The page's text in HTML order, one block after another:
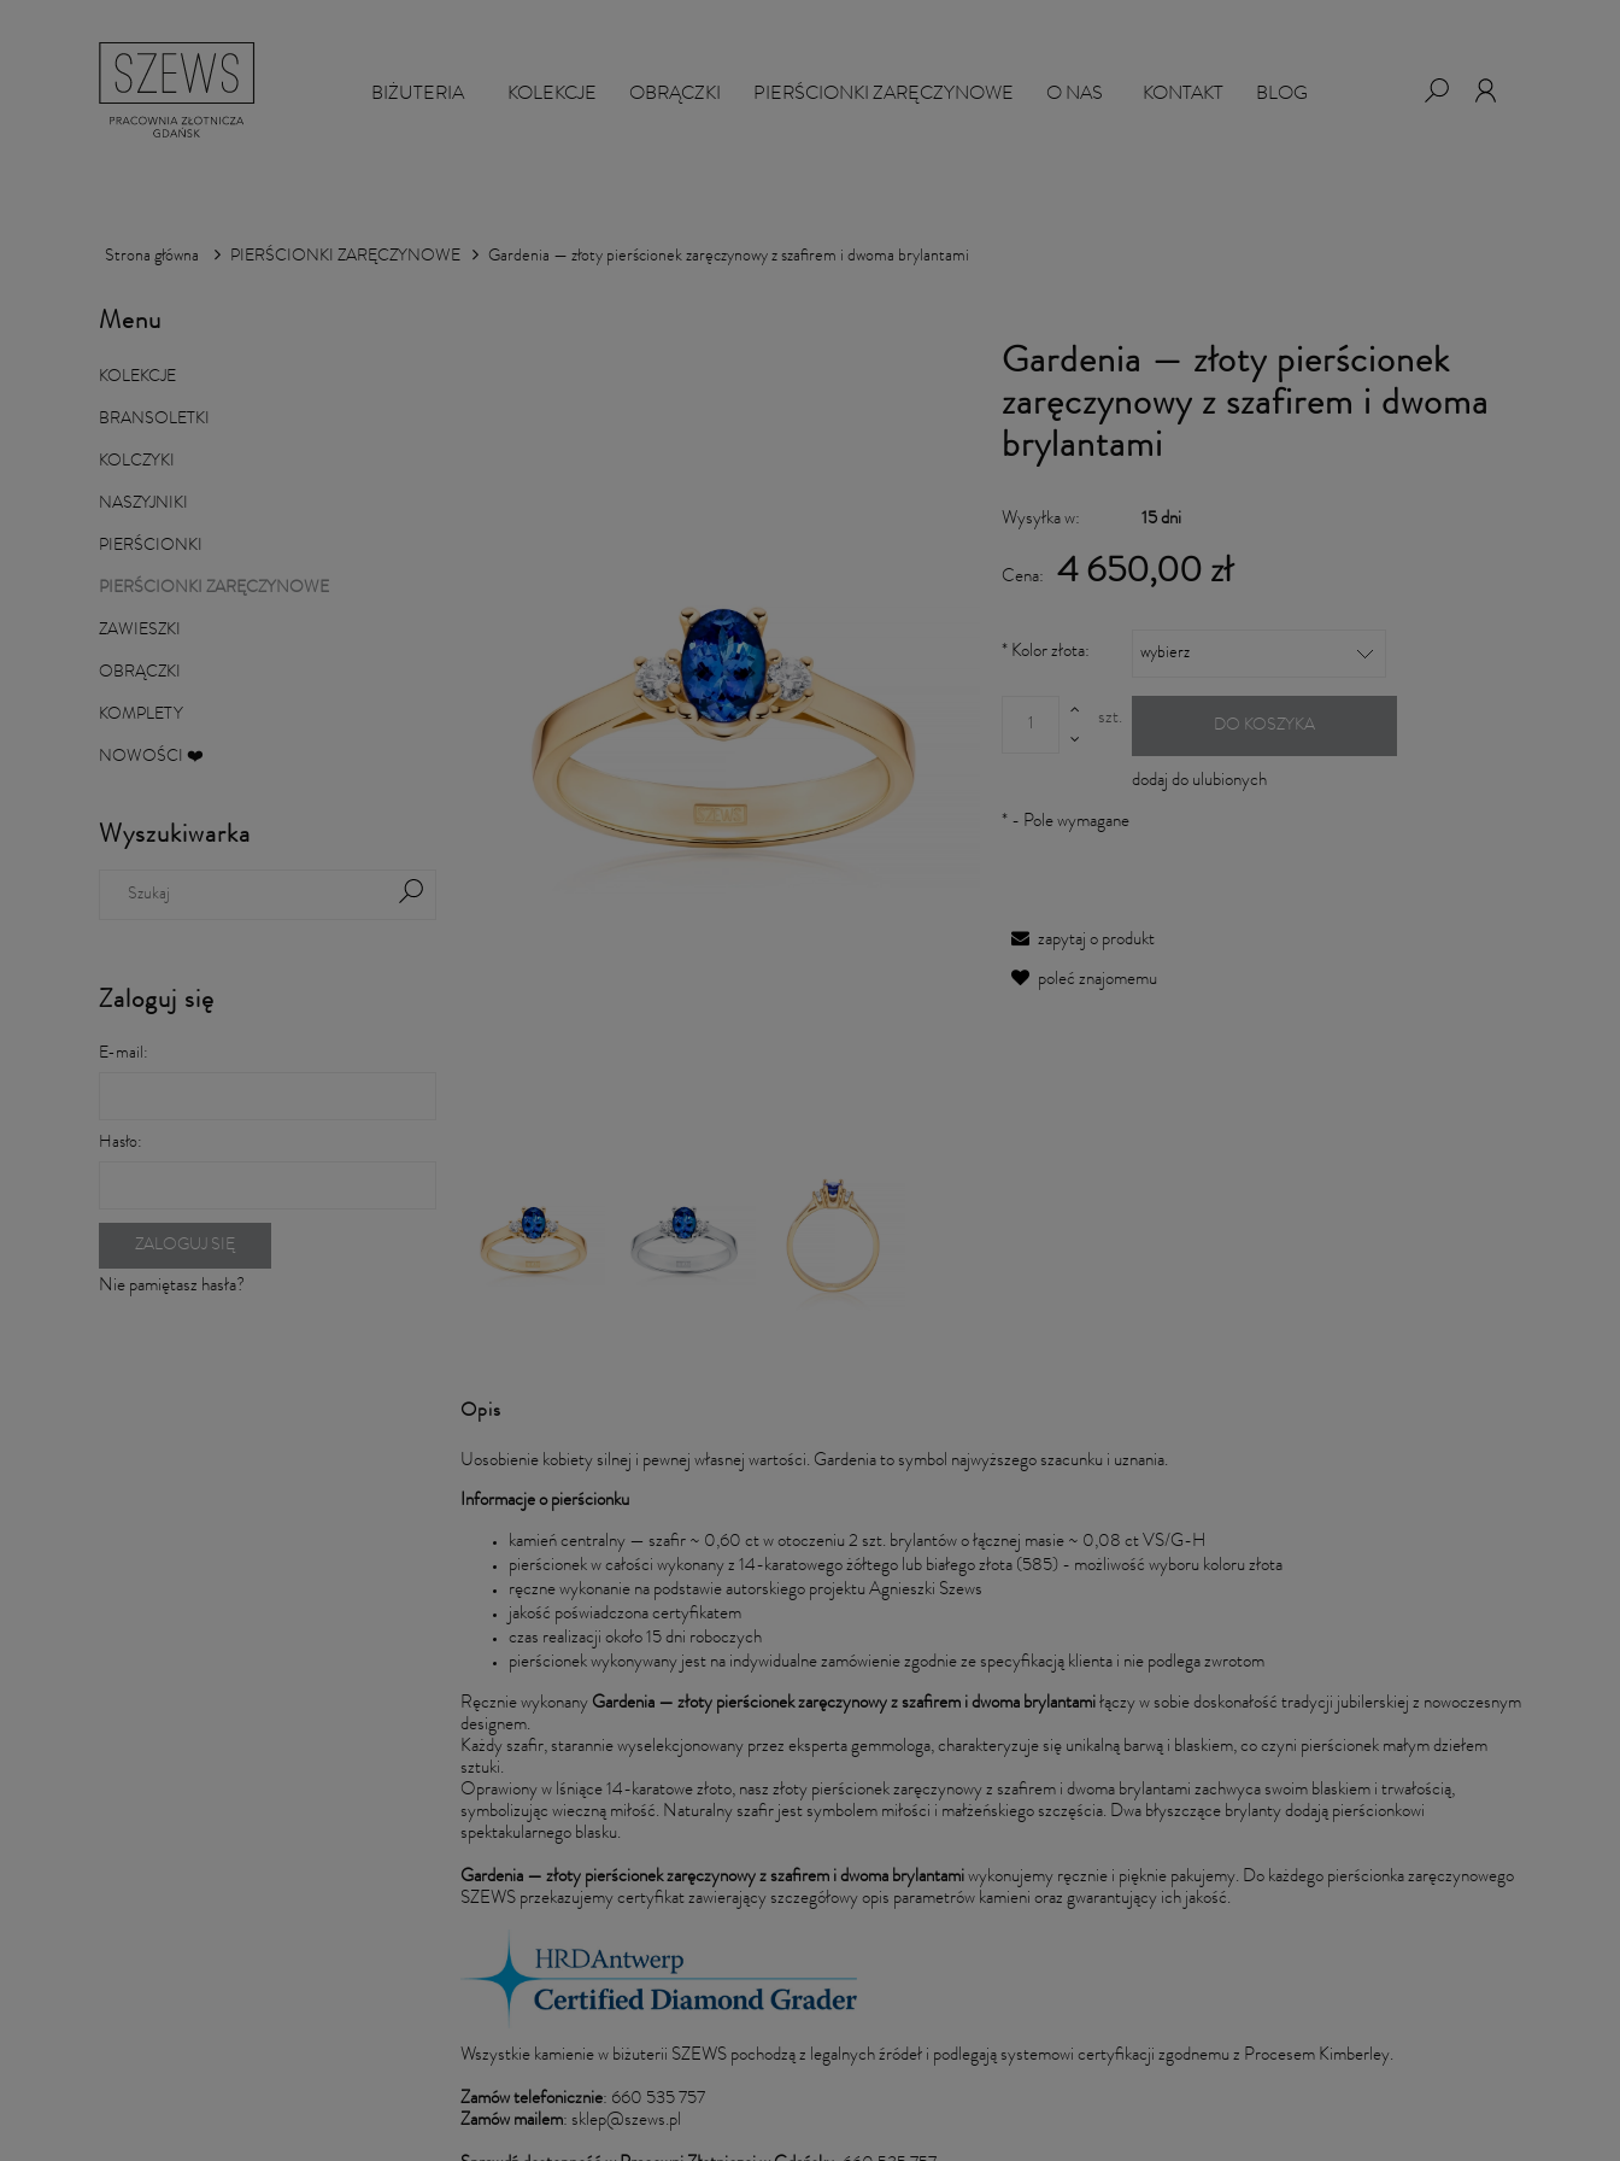
BIŻUTERIA KOLEKCJE OBRĄCZKI PIERŚCIONKI ZARĘCZYNOWE O NAS KONTAKT BLOG
Strona główna PIERŚCIONKI ZARĘCZYNOWE Gardenia — złoty pierścionek zaręczynowy z szafirem i dwoma brylantami
Menu
KOLEKCJE
BRANSOLETKI
KOLCZYKI
NASZYJNIKI
PIERŚCIONKI
PIERŚCIONKI ZARĘCZYNOWE
ZAWIESZKI
OBRĄCZKI
KOMPLETY
NOWOŚCI ❤️
Wyszukiwarka
Zaloguj się
E-mail:
Hasło:
ZALOGUJ SIĘ
Nie pamiętasz hasła?
Gardenia — złoty pierścionek
zaręczynowy z szafirem i dwoma
brylantami
Wysyłka w: 15 dni
Cena: 4 650,00 zł
* Kolor złota:
szt. DO KOSZYKA
dodaj do ulubionych
* - Pole wymagane
zapytaj o produkt
poleć znajomemu
Opis
Uosobienie kobiety silnej i pewnej własnej wartości. Gardenia to symbol najwyższego szacunku i uznania.
Informacje o pierścionku
kamień centralny — szafir ~ 0,60 ct w otoczeniu 2 szt. brylantów o łącznej masie ~ 0,08 ct VS/G-H
pierścionek w całości wykonany z 14-karatowego żółtego lub białego złota (585) - możliwość wyboru koloru złota
ręczne wykonanie na podstawie autorskiego projektu Agnieszki Szews
jakość poświadczona certyfikatem
czas realizacji około 15 dni roboczych
pierścionek wykonywany jest na indywidualne zamówienie zgodnie ze specyfikacją klienta i nie podlega zwrotom
Ręcznie wykonany Gardenia — złoty pierścionek zaręczynowy z szafirem i dwoma brylantami łączy w sobie doskonałość tradycji jubilerskiej z nowoczesnym
designem.
Każdy szafir, starannie wyselekcjonowany przez eksperta gemmologa, charakteryzuje się unikalną barwą i blaskiem, co czyni pierścionek małym dziełem
sztuki.
Oprawiony w lśniące 14-karatowe złoto, nasz złoty pierścionek zaręczynowy z szafirem i dwoma brylantami zachwyca swoim blaskiem i trwałością,
symbolizując wieczną miłość. Naturalny szafir jest symbolem miłości i małżeńskiego szczęścia. Dwa błyszczące brylanty dodają pierścionkowi
spektakularnego blasku.
Gardenia — złoty pierścionek zaręczynowy z szafirem i dwoma brylantami wykonujemy ręcznie i pięknie pakujemy. Do każdego pierścionka zaręczynowego
SZEWS przekazujemy certyfikat zawierający szczegółowy opis parametrów kamieni oraz gwarantujący ich jakość.
Wszystkie kamienie w biżuterii SZEWS pochodzą z legalnych źródeł i podlegają systemowi certyfikacji zgodnemu z Procesem Kimberley.
Zamów telefonicznie: 660 535 757
Zamów mailem: sklep@szews.pl